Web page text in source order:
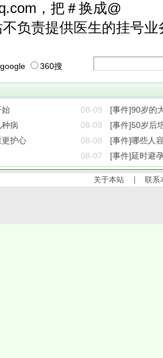
，把＃换成@
不负责提供医生的挂号业
google 360搜
始 08-09
[事件]90岁的
病
08-09
[事件]50岁后
护心
08-08
[事件]哪些人
08-07 [事件]延时避
关于本站 |联系